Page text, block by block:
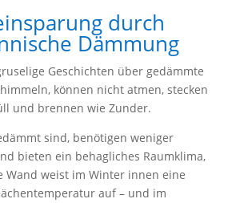
durch
Dämmung
Geschichten über gedämmte
können nicht atmen, stecken
und brennen wie Zunder.
sind, benötigen weniger
bieten ein behagliches Raumklima,
Wand weist im Winter innen eine
auf – und im